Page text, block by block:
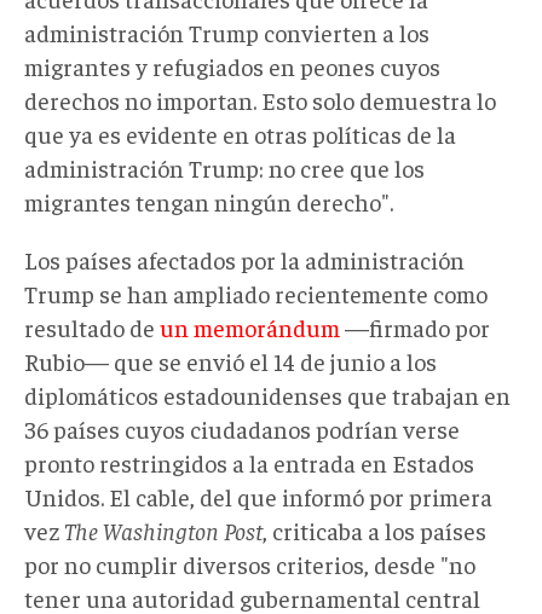
administración Trump convierten a los
migrantes y refugiados en peones cuyos
derechos no importan. Esto solo demuestra lo
que ya es evidente en otras políticas de la
administración Trump: no cree que los
migrantes tengan ningún derecho".
Los países afectados por la administración
Trump se han ampliado recientemente como
resultado de un memorándum —firmado por
Rubio— que se envió el 14 de junio a los
diplomáticos estadounidenses que trabajan en
36 países cuyos ciudadanos podrían verse
pronto restringidos a la entrada en Estados
Unidos. El cable, del que informó por primera
vez The Washington Post, criticaba a los países
por no cumplir diversos criterios, desde "no
tener una autoridad gubernamental central